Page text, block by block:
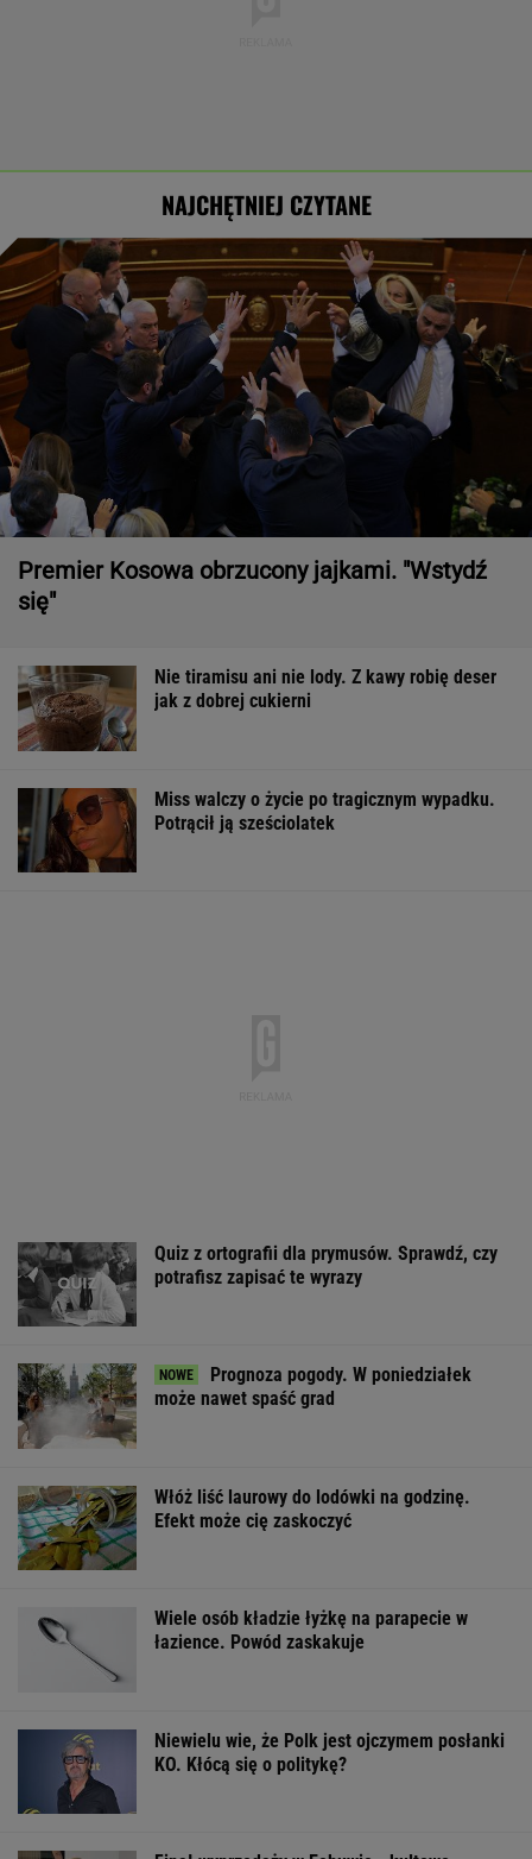
NAJCHĘTNIEJ CZYTANE
Premier Kosowa obrzucony jajkami. "Wstydź
się"
Nie tiramisu ani nie lody. Z kawy robię deser
jak z dobrej cukierni
Miss walczy o życie po tragicznym wypadku.
Potrącił ją sześciolatek
Quiz z ortografii dla prymusów. Sprawdź, czy
potrafisz zapisać te wyrazy
Prognoza pogody. W poniedziałek
może nawet spaść grad
Włóż liść laurowy do lodówki na godzinę.
Efekt może cię zaskoczyć
Wiele osób kładzie łyżkę na parapecie w
łazience. Powód zaskakuje
Niewielu wie, że Polk jest ojczymem posłanki
KO. Kłócą się o politykę?